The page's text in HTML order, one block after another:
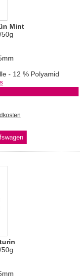
Mint
- 12 % Polyamid